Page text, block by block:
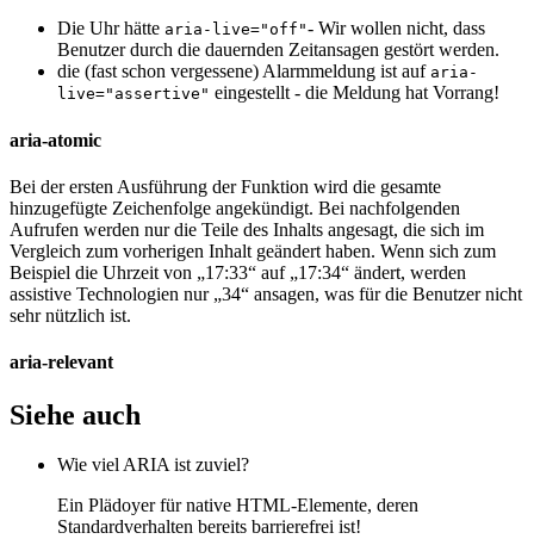
Die Uhr hätte aria-live="off"- Wir wollen nicht, dass
Benutzer durch die dauernden Zeitansagen gestört werden.
die (fast schon vergessene) Alarmmeldung ist auf aria-
live="assertive" eingestellt - die Meldung hat Vorrang!
aria-atomic
Bei der ersten Ausführung der Funktion wird die gesamte
hinzugefügte Zeichenfolge angekündigt. Bei nachfolgenden
Aufrufen werden nur die Teile des Inhalts angesagt, die sich im
Vergleich zum vorherigen Inhalt geändert haben. Wenn sich zum
Beispiel die Uhrzeit von „17:33“ auf „17:34“ ändert, werden
assistive Technologien nur „34“ ansagen, was für die Benutzer nicht
sehr nützlich ist.
aria-relevant
Siehe auch
Wie viel ARIA ist zuviel?
Ein Plädoyer für native HTML-Elemente, deren
Standardverhalten bereits barrierefrei ist!